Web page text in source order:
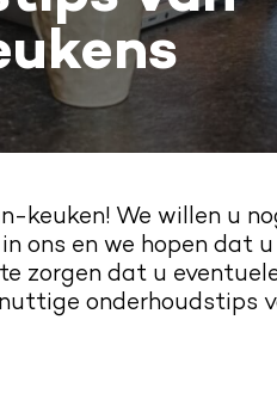
keuken! We willen u
ons en we hopen dat
zorgen dat u
onderhoudstips